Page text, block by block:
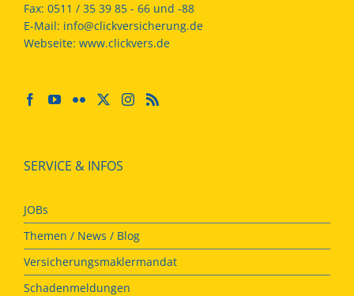
Fax: 0511 / 35 39 85 - 66 und -88
E-Mail: info@clickversicherung.de
Webseite: www.clickvers.de
SERVICE & INFOS
JOBs
Themen / News / Blog
Versicherungsmaklermandat
Schadenmeldungen